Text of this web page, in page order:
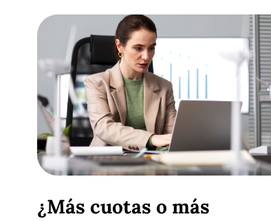
¿Más cuotas o más